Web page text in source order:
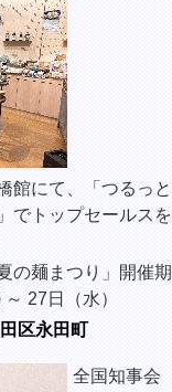
館にて、「つるっと
でトップセールスを
の麺まつり」開催期
27日（水）
区永田町
全国知事会